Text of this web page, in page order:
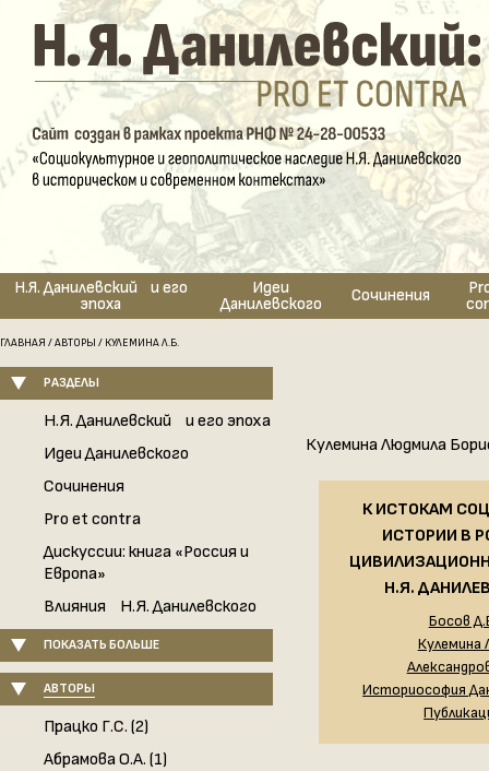
Н.Я. Данилевский и его
эпоха
Идеи
Данилевского Сочинения
ГЛАВНАЯ /АВТОРЫ / КУЛЕМИНА Л.Б.
РАЗДЕЛЫ
Н.Я. Данилевский и его эпоха
Идеи Данилевского
Сочинения
Pro et contra
Дискуссии: книга «Россия и
Европа»
Влияния Н.Я. Данилевского
ПОКАЗАТЬ БОЛЬШЕ
АВТОРЫ
Працко Г.С. (2)
Абрамова О.А. (1)
Кулемина Людмила
К ИСТОКАМ
ИСТОРИИ В
Н.Я.
Босов
Кулемина
Историософия